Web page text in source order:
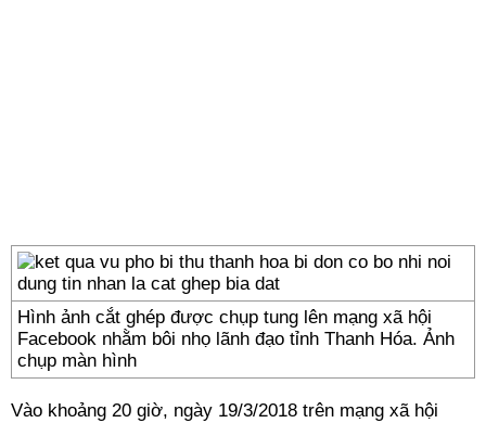
Hình ảnh cắt ghép được chụp tung lên mạng xã hội
Facebook nhằm bôi nhọ lãnh đạo tỉnh Thanh Hóa. Ảnh
chụp màn hình
Vào khoảng 20 giờ, ngày 19/3/2018 trên mạng xã hội